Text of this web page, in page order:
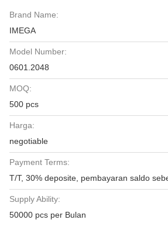
Brand Name:
IMEGA
Model Number:
0601.2048
MOQ:
500 pcs
Harga:
negotiable
Payment Terms:
T/T, 30% deposite, pembayaran saldo
Supply Ability:
50000 pcs per Bulan